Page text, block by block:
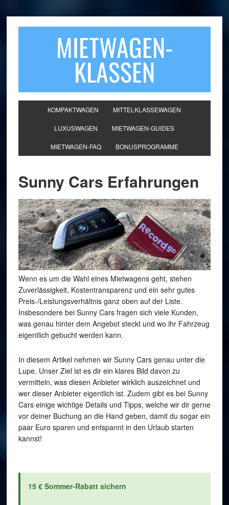
MIETWAGEN-
KLASSEN
KOMPAKTWAGEN MITTELKLASSEWAGEN
LUXUSWAGEN MIETWAGEN-GUIDES
MIETWAGEN-FAQ BONUSPROGRAMME
Sunny Cars Erfahrungen
Wenn es um die Wahl eines Mietwagens geht, stehen
Zuverlässigkeit, Kostentransparenz und ein sehr gutes
Preis-/Leistungsverhältnis ganz oben auf der Liste.
Insbesondere bei Sunny Cars fragen sich viele Kunden,
was genau hinter dem Angebot steckt und wo ihr Fahrzeug
eigentlich gebucht werden kann.
In diesem Artikel nehmen wir Sunny Cars genau unter die
Lupe. Unser Ziel ist es dir ein klares Bild davon zu
vermitteln, was diesen Anbieter wirklich auszeichnet und
wer dieser Anbieter eigentlich ist. Zudem gibt es bei Sunny
Cars einige wichtige Details und Tipps, welche wir dir gerne
vor deiner Buchung an die Hand geben, damit du sogar ein
paar Euro sparen und entspannt in den Urlaub starten
kannst!
15 € Sommer-Rabatt sichern